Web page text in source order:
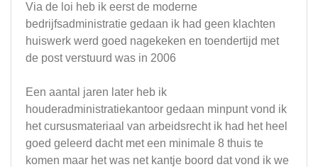
Via de loi heb ik eerst de moderne
bedrijfsadministratie gedaan ik had geen klachten
huiswerk werd goed nagekeken en toendertijd met
de post verstuurd was in 2006
Een aantal jaren later heb ik
houderadministratiekantoor gedaan minpunt vond ik
het cursusmateriaal van arbeidsrecht ik had het heel
goed geleerd dacht met een minimale 8 thuis te
komen maar het was net kantje boord dat vond ik we